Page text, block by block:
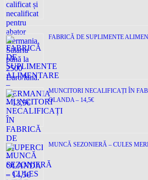
FABRICĂ DE SUPLIMENTE
MUNCITORI NECALIFICAȚI ÎN
OLANDA – 14,5€
MUNCĂ SEZONIERĂ – CULES